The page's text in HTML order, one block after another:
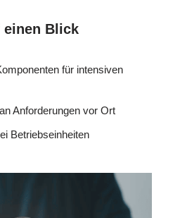
einen Blick
für intensiven
Anforderungen vor Ort
Betriebseinheiten